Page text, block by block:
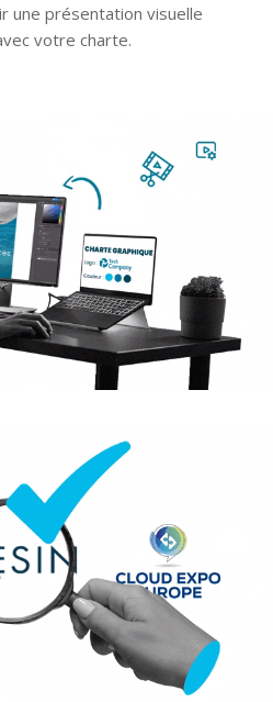
une présentation visuelle
votre charte.